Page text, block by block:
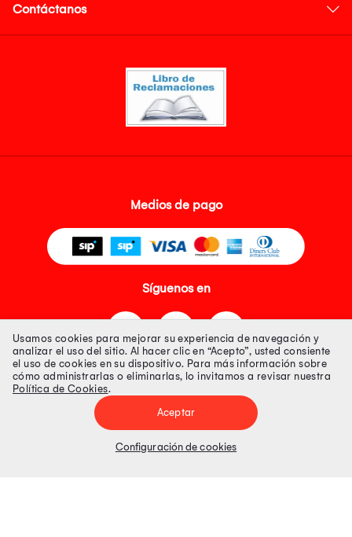
Contáctanos
Medios de pago
Síguenos en
Tienda 100% Segura
Tiendas Peruanas S.A. R.U.C. Nº 20493020618. Todos los derechos
Precios disponibles solo en www.oechsle.pe. Precios online publicados
Usamos cookies para mejorar su experiencia de navegación y
analizar el uso del sitio. Al hacer clic en “Acepto”, usted consiente
el uso de cookies en su dispositivo. Para más información sobre
cómo administrarlas o eliminarlas, lo invitamos a revisar nuestra
Política de Cookies.
Aceptar
Configuración de cookies